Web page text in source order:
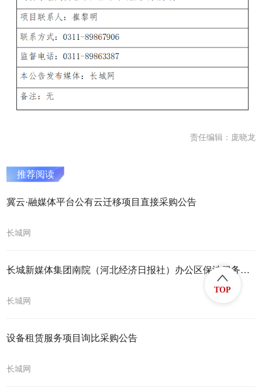
责任编辑：庞晓龙
推荐阅读
冀云·融媒体平台公有云迁移项目直接采购公告
长城网
长城新媒体集团南院（河北经济日报社）办公区保洁服务项目询价采购公告
长城网
设备租赁服务项目询比采购公告
长城网
TOP